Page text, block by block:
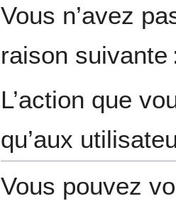
à
navigation
à
recherche
Vous n’avez
raison suivante
L’action que
qu’aux
Vous pouvez